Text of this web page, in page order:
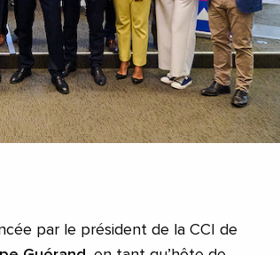
par le président de la CCI de